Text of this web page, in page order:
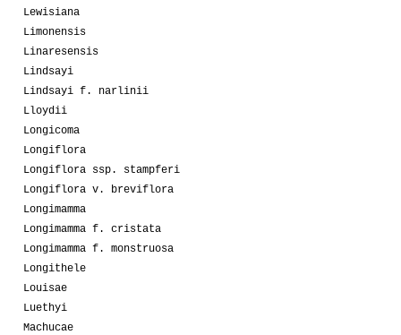
Lewisiana
Limonensis
Linaresensis
Lindsayi
Lindsayi f. narlinii
Lloydii
Longicoma
Longiflora
Longiflora ssp. stampferi
Longiflora v. breviflora
Longimamma
Longimamma f. cristata
Longimamma f. monstruosa
Longithele
Louisae
Luethyi
Machucae